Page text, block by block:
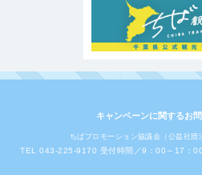
キャンペーンに関するお
ちばプロモーション協議会（公益社団
TEL 043-225-9170 受付時間／9：00～17：00